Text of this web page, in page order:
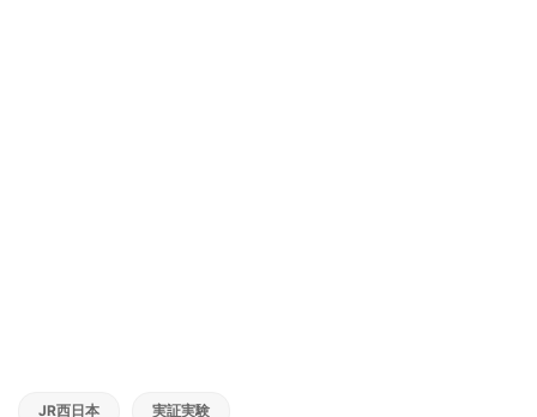
JR西日本 実証実験